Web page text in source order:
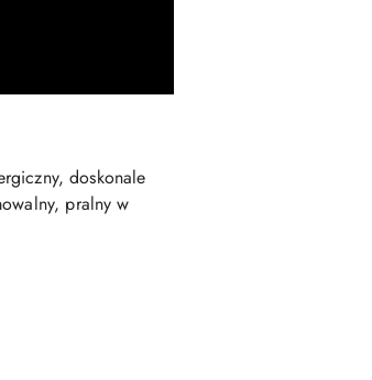
doskonale
pralny w